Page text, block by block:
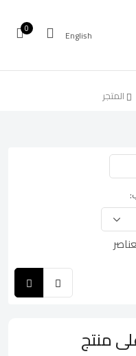
English
0
المتجر
منتج